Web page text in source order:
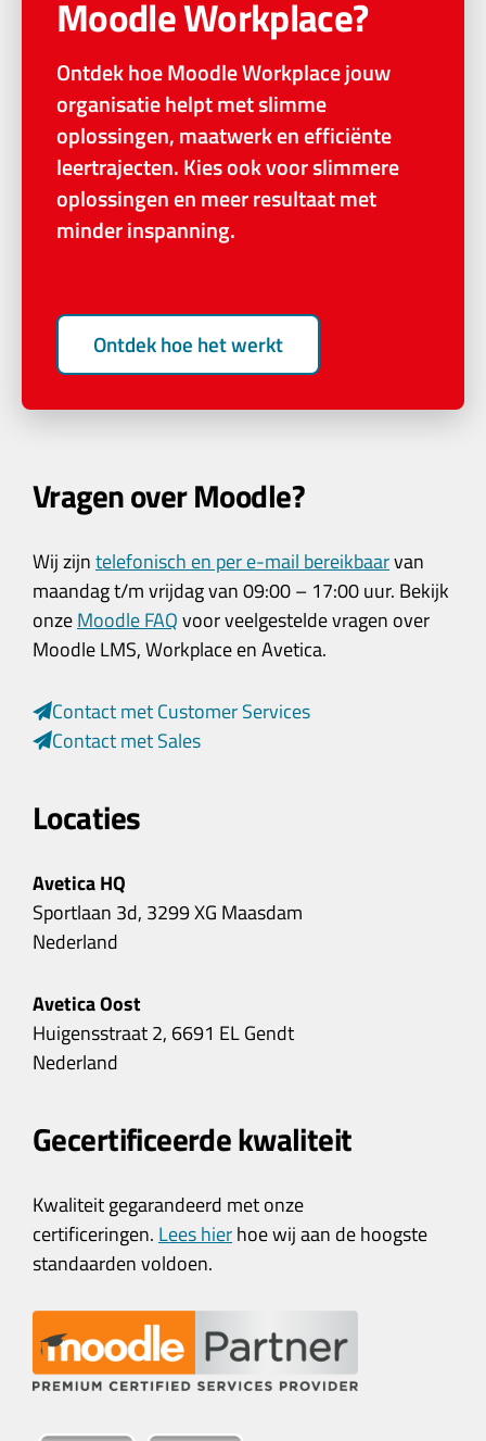
Moodle Workplace?
Ontdek hoe Moodle Workplace jouw
organisatie helpt met slimme
oplossingen, maatwerk en efficiënte
leertrajecten. Kies ook voor slimmere
oplossingen en meer resultaat met
minder inspanning.
Ontdek hoe het werkt
Vragen over Moodle?
Wij zijntelefonisch en per e-mail bereikbaarvan
maandag t/m vrijdag van 09:00 – 17:00 uur. Bekijk
onzeMoodle FAQvoor veelgestelde vragen over
Moodle LMS, Workplace en Avetica.
Contact met Customer Services
Contact met Sales
Locaties
Avetica HQ
Sportlaan 3d, 3299 XG Maasdam
Nederland
Avetica Oost
Huigensstraat 2, 6691 EL Gendt
Nederland
Gecertificeerde kwaliteit
Kwaliteit gegarandeerd met onze
certificeringen. Lees hierhoe wij aan de hoogste
standaarden voldoen.